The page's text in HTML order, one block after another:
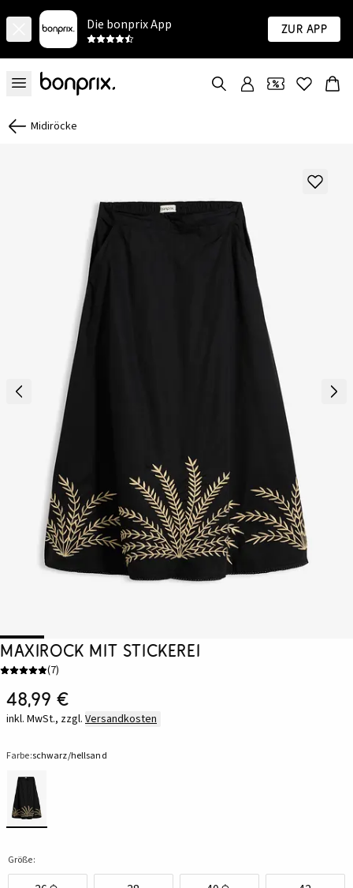
Die bonprix App Zur App
Midiröcke
Maxirock mit Stickerei
(7)
48,99 €
inkl. MwSt., zzgl. Versandkosten
Farbe:schwarz/hellsand
Größe: